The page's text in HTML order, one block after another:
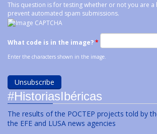
This question is for testing whether or not you are
prevent automated spam submissions.
What code is in the image?*
Enter the characters shown in the image.
#HistoriasIbéricas
The results of the POCTEP projects told by
the EFE and LUSA news agencies